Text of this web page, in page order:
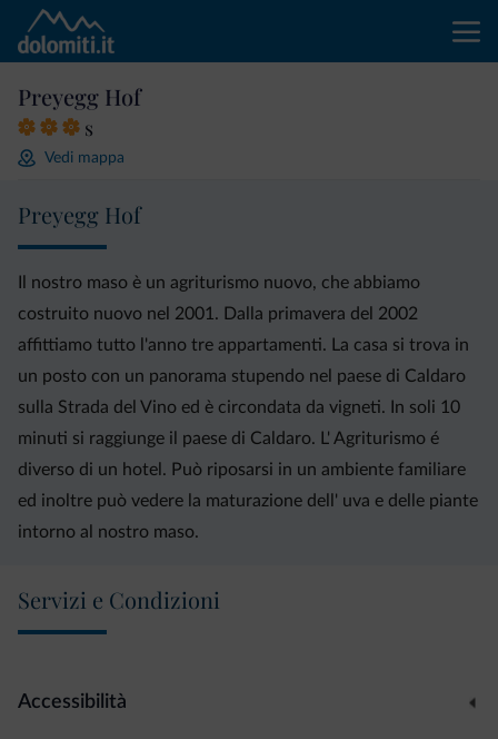
Preyegg Hof
s
Vedi mappa
Preyegg Hof
Il nostro maso è un agriturismo nuovo, che abbiamo
costruito nuovo nel 2001. Dalla primavera del 2002
affittiamo tutto l'anno tre appartamenti. La casa si trova in
un posto con un panorama stupendo nel paese di Caldaro
sulla Strada del Vino ed è circondata da vigneti. In soli 10
minuti si raggiunge il paese di Caldaro. L' Agriturismo é
diverso di un hotel. Può riposarsi in un ambiente familiare
ed inoltre può vedere la maturazione dell' uva e delle piante
intorno al nostro maso.
Servizi e Condizioni
Accessibilità